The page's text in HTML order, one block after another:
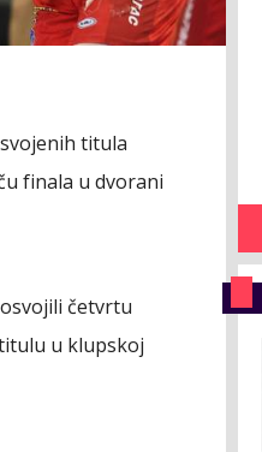
titula
finala u dvorani
četvrtu
u klupskoj